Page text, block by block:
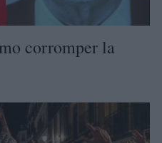
corromper la